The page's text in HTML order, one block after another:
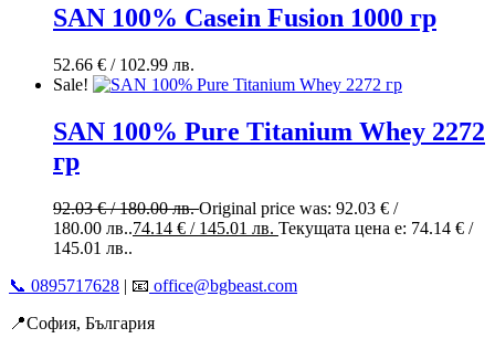
SAN 100% Casein Fusion 1000 гр
52.66 € / 102.99 лв.
Sale!
SAN 100% Pure Titanium Whey 2272
гр
92.03€/ 180.00 лв.Original price was: 92.03 € /
180.00 лв..74.14 € / 145.01 лв. Текущата цена е: 74.14 € /
145.01 лв..
📞 0895717628 | 📧 office@bgbeast.com
📍София, България